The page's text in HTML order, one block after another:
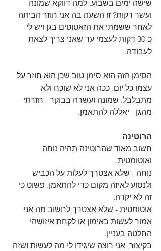
שישה ימים בשבוע. למה דווקא שמונה
ועשר דקות? זו השעה בה אני חוזר הביתה
לאחר ששמתי את הזאטוטים בגן ויש לי
כ-30 דקות לעצמי עד שאני צריך לצאת
לעבודה.
הסימן הזה הוא סימן טוב שכן הוא חוזר על
עצמו כל יום. ככה אני לא שוכח ולא
מתבלבל. שמונה ועשרה בבוקר - חזרתי
מהגן - יאללה להתאמן.
הרוטינה
חשוב מאוד שהרוטינה תהיה נוחה
ואוטומטית.
נוחה - שלא אצטרך לעלות על הכביש
ולנסוע לאיזה מקום כדי להתאמן. פשוט כי
זה לא יקרה.
אוטומטית - שלא אצטרך לחשוב מה אני
אמור לעשות באימון או לקחת איזושהי
החלטה בעניין.
בקיצור, אני רוצה שיגידו לי מה לעשות ושזה